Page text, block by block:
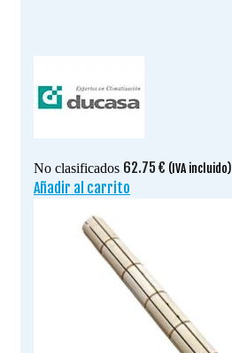
No clasificados 62.75 € (IVA incluido)
Añadir al carrito